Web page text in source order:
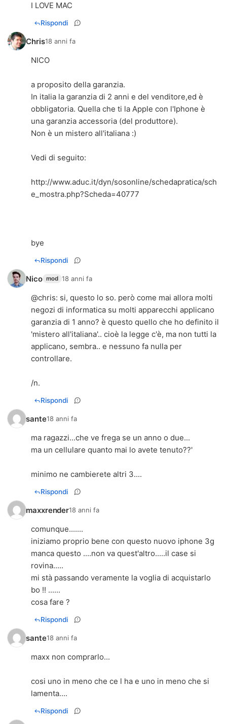
I LOVE MAC
Rispondi
Chris18 anni fa
NICO
a proposito della garanzia.
In italia la garanzia di 2 anni e del venditore,ed è
obbligatoria. Quella che ti la Apple con l'Iphone è
una garanzia accessoria (del produttore).
Non è un mistero all'italiana :)
Vedi di seguito:
http://www.aduc.it/dyn/sosonline/schedapratica/sch
e_mostra.php?Scheda=40777
bye
Rispondi
Nico mod 18 anni fa
@chris: si, questo lo so. però come mai allora molti
negozi di informatica su molti apparecchi applicano
garanzia di 1 anno? è questo quello che ho definito il
'mistero all'italiana'.. cioè la legge c'è, ma non tutti la
applicano, sembra.. e nessuno fa nulla per
controllare.
/n.
Rispondi
sante18 anni fa
ma ragazzi...che ve frega se un anno o due...
ma un cellulare quanto mai lo avete tenuto??'
minimo ne cambierete altri 3....
Rispondi
maxxrender18 anni fa
comunque.......
iniziamo proprio bene con questo nuovo iphone 3g
manca questo ....non va quest'altro.....il case si
rovina.....
mi stà passando veramente la voglia di acquistarlo
bo !! ......
cosa fare ?
Rispondi
sante18 anni fa
maxx non comprarlo...
cosi uno in meno che ce l ha e uno in meno che si
lamenta....
Rispondi